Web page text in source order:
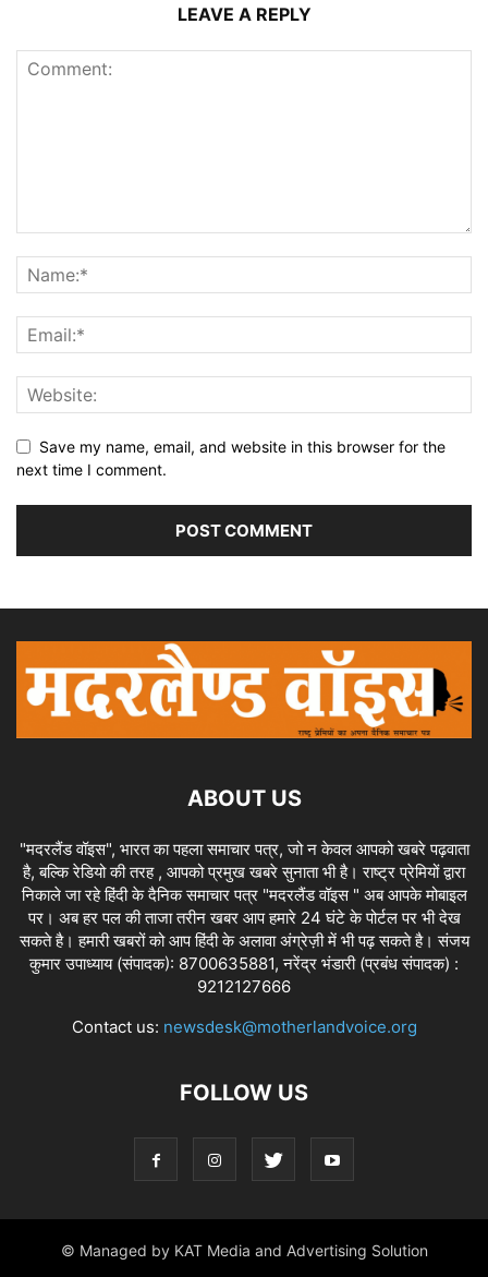
LEAVE A REPLY
Save my name, email, and website in this browser for the
next time I comment.
ABOUT US
"मदरलैंड वॉइस", भारत का पहला समाचार पत्र, जो न केवल आपको खबरे पढ़वाता
है, बल्कि रेडियो की तरह , आपको प्रमुख खबरे सुनाता भी है। राष्ट्र प्रेमियों द्वारा
निकाले जा रहे हिंदी के दैनिक समाचार पत्र "मदरलैंड वॉइस " अब आपके मोबाइल
पर। अब हर पल की ताजा तरीन खबर आप हमारे 24 घंटे के पोर्टल पर भी देख
सकते है। हमारी खबरों को आप हिंदी के अलावा अंग्रेज़ी में भी पढ़ सकते है। संजय
कुमार उपाध्याय (संपादक): 8700635881, नरेंद्र भंडारी (प्रबंध संपादक) :
9212127666
Contact us: newsdesk@motherlandvoice.org
FOLLOW US
© Managed by KAT Media and Advertising Solution